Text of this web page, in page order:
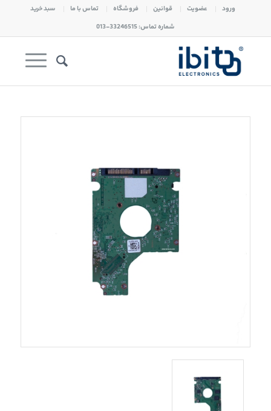
ورود عضویت قوانین فروشگاه تماس با ما
سبد خرید
شماره تماس: 33246515-013